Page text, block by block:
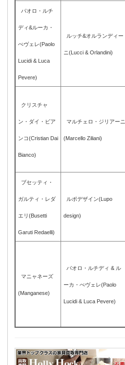
パオロ・ルチ
ディ&ルーカ・
ぺヴェレ(Paolo
Lucidi & Luca
Pevere)
ルッチ&オルランディー
ニ(Lucci & Orlandini)
クリスチャ
ン・ダイ・ビア
ンコ(Cristian Dai
Bianco)
マルチェロ・ジリアーニ
(Marcello Ziliani)
ブセッティ・
ガルティ・レダ
エリ(Busetti
Garuti Redaelli)
ルポデザイン(Lupo
design)
マニャネーズ
(Manganese)
パオロ・ルチディ & ル
ーカ・ぺヴェレ(Paolo
Lucidi & Luca Pevere)